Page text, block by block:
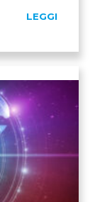
LEGGI